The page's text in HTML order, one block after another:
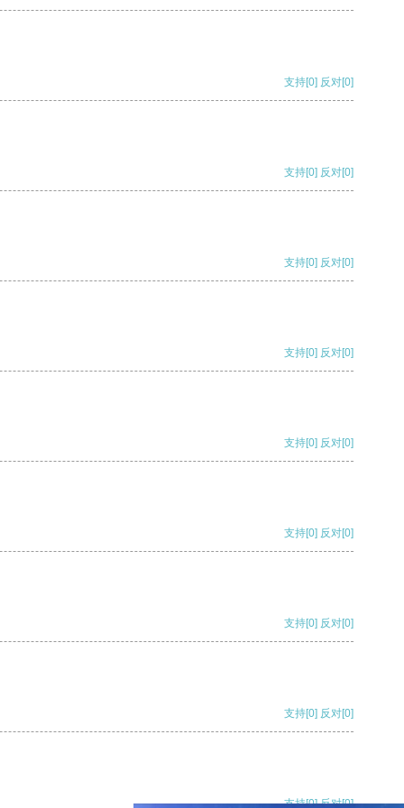
支持[0] 反对[0]
支持[0] 反对[0]
支持[0] 反对[0]
支持[0] 反对[0]
支持[0] 反对[0]
支持[0] 反对[0]
支持[0] 反对[0]
支持[0] 反对[0]
支持[0] 反对[0]